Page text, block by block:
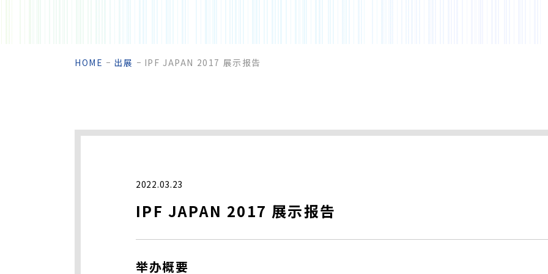
HOME 出展 IPF JAPAN 2017 展示报告
2022.03.23
IPF JAPAN 2017 展示报告
举办概要